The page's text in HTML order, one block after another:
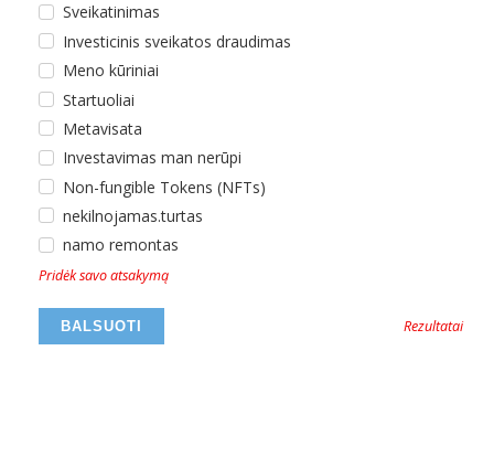
Sveikatinimas
Investicinis sveikatos draudimas
Meno kūriniai
Startuoliai
Metavisata
Investavimas man nerūpi
Non-fungible Tokens (NFTs)
nekilnojamas.turtas
namo remontas
Pridėk savo atsakymą
Rezultatai